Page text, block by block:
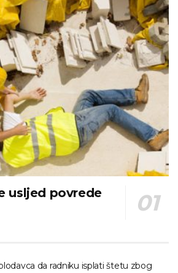
usljed povrede
da radniku isplati štetu zbog